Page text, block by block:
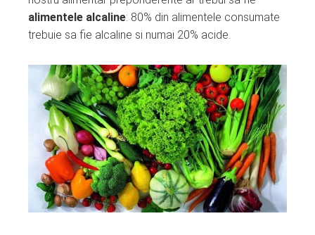
alimentele alcaline: 80% din alimentele consumate
trebuie sa fie alcaline si numai 20% acide.